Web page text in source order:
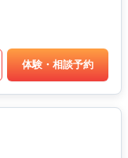
体験・相談予約